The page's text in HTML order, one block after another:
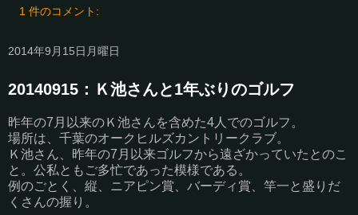
1 件のコメント:
2014年9月15日月曜日
20140915：Ｋ池さんと1年ぶりのゴルフ
昨年の7月以来のＫ池さんを含めた4人でのゴルフ。
場所は、千葉のオークヒルズカントリークラブ。
Ｋ池さん、昨年の7月以来ゴルフから遠ざかっていたとのこ
と。公私ともご多忙であった模様である。
例のごとく、縦、ニアピン賞、バーディ賞、竿一と盛りだ
くさんの握り。